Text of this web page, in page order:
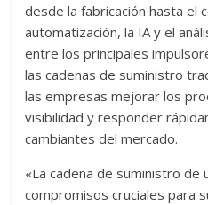
desde la fabricación hasta el
automatización, la IA y el
entre los principales
las cadenas de suministro
las empresas mejorar los
visibilidad y responder
cambiantes del mercado.
«La cadena de suministro de
compromisos cruciales para